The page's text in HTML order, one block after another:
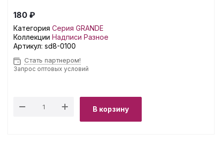
180 ₽
Категория Серия GRANDE
Коллекции Надписи Разное
Артикул: sd8-0100
Стать партнером!
Запрос оптовых условий
В корзину